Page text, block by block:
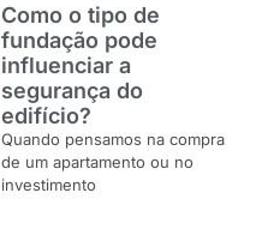
Como o tipo de
fundação pode
influenciar a
segurança do
edifício?
Quando pensamos na compra
de um apartamento ou no
investimento